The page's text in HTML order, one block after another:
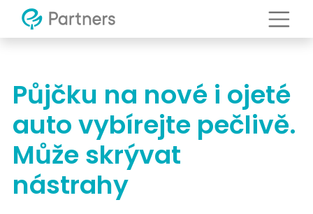
Půjčku na nové i ojeté
auto vybírejte pečlivě.
Může skrývat
nástrahy